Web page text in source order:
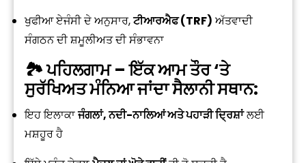
ਖੁਫੀਆ ਏਜੰਸੀ ਦੇ ਅਨੁਸਾਰ,ਟੀਆਰਐਫ (TRF) ਅੱਤਵਾਦੀ
ਸੰਗਠਨ ਦੀ ਸ਼ਮੂਲੀਅਤ ਦੀ ਸੰਭਾਵਨਾ
🏞 ਪਹਿਲਗਾਮ – ਇੱਕ ਆਮ ਤੌਰ ‘ਤੇ
ਸੁਰੱਖਿਅਤ ਮੰਨਿਆ ਜਾਂਦਾ ਸੈਲਾਨੀ ਸਥਾਨ:
ਇਹ ਇਲਾਕਾਜੰਗਲਾਂ, ਨਦੀ-ਨਾਲਿਆਂ ਅਤੇ ਪਹਾੜੀ ਦ੍ਰਿਸ਼ਾਂਲਈ
ਮਸ਼ਹੂਰ ਹੈ